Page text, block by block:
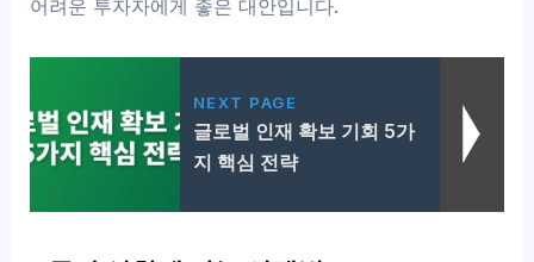
어려운 투자자에게 좋은 대안입니다.
NEXT PAGE
글로벌 인재 확보 기회 5가
지 핵심 전략